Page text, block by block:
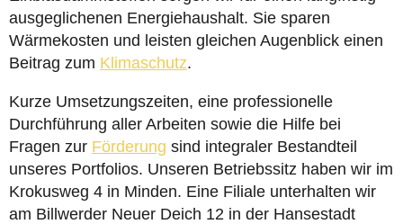
ausgeglichenen Energiehaushalt. Sie sparen
Wärmekosten und leisten gleichen Augenblick einen
Beitrag zum Klimaschutz.
Kurze Umsetzungszeiten, eine professionelle
Durchführung aller Arbeiten sowie die Hilfe bei
Fragen zur Förderung sind integraler Bestandteil
unseres Portfolios. Unseren Betriebssitz haben wir im
Krokusweg 4 in Minden. Eine Filiale unterhalten wir
am Billwerder Neuer Deich 12 in der Hansestadt